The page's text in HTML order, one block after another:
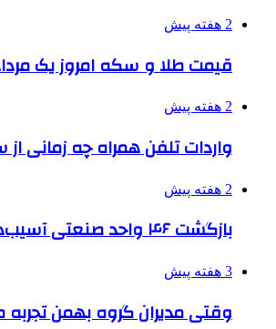
2 هفته پیش
قیمت طلا و سکه امروز یک مرداد؛ سکه در
2 هفته پیش
واردات تلفن همراه چه زمانی
2 هفته پیش
بازگشت ۴۶ واحد صنعتی آسیب‌دیده دو جنگ اخیر البرز به چرخه تولید
3 هفته پیش
وقتی مدیران گروه بهمن